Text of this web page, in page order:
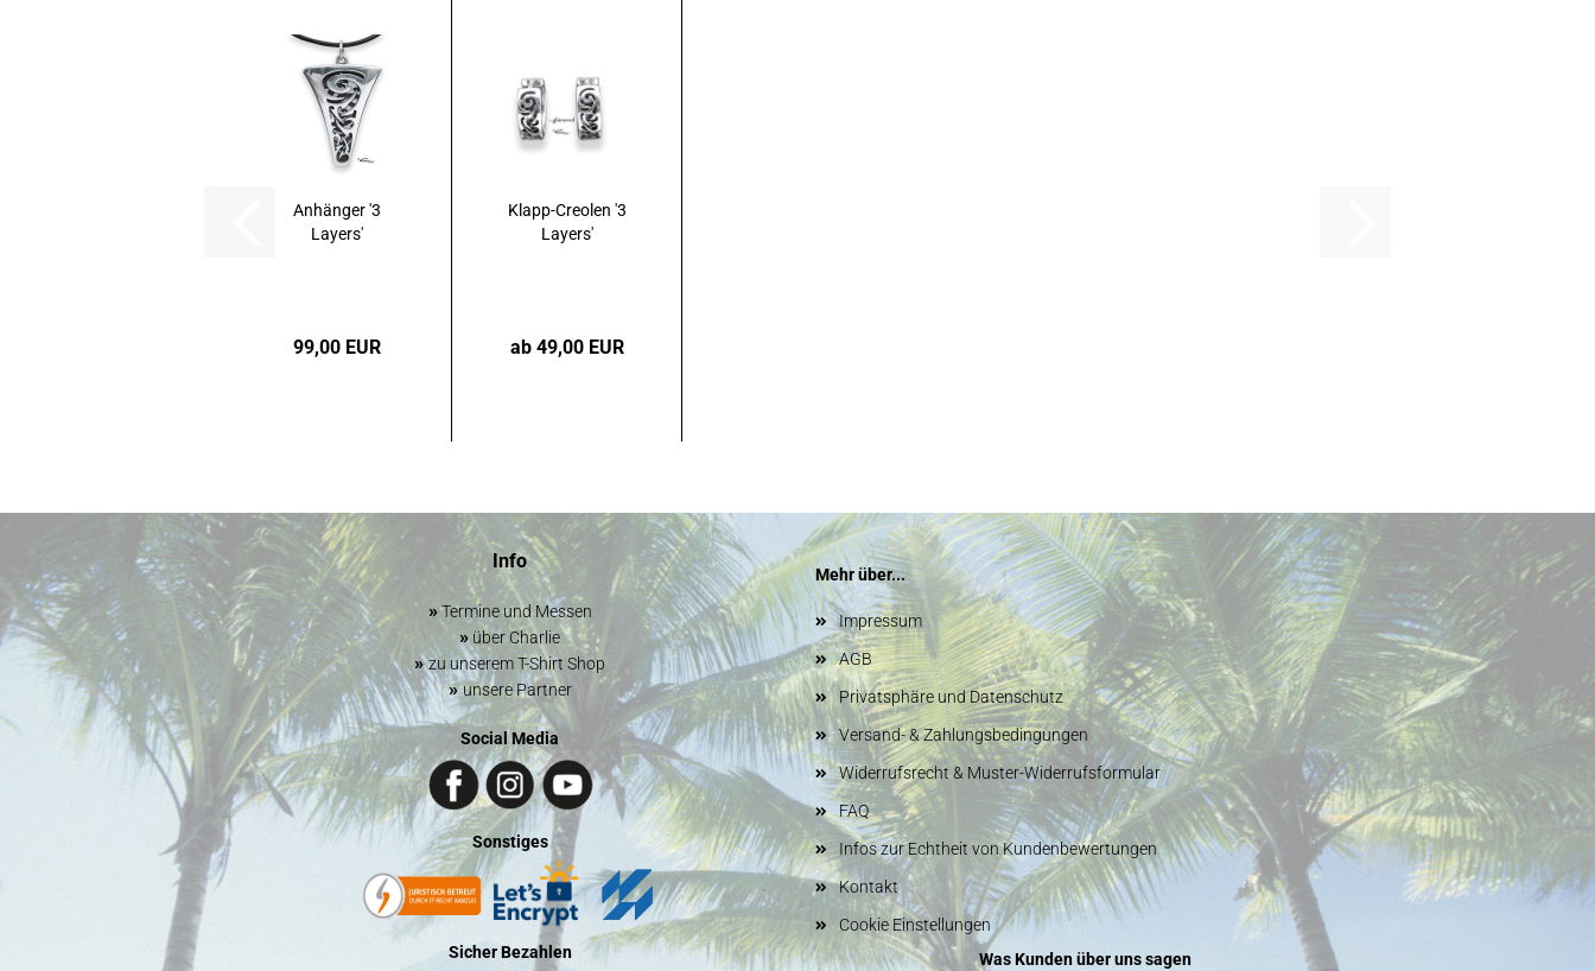
Anhänger '3
Layers'
99,00 EUR
Klapp-Creolen '3
Layers'
ab 49,00 EUR
Info
»Termine und Messen
» über Charlie
»zu unserem T-Shirt Shop
»unsere Partner
Social Media
Sonstiges
Mehr über...
Impressum
AGB
Privatsphäre und Datenschutz
Versand- & Zahlungsbedingungen
Widerrufsrecht & Muster-Widerrufsformular
FAQ
Infos zur Echtheit von Kundenbewertungen
Kontakt
Cookie Einstellungen
Sicher Bezahlen
Was Kunden über uns sagen